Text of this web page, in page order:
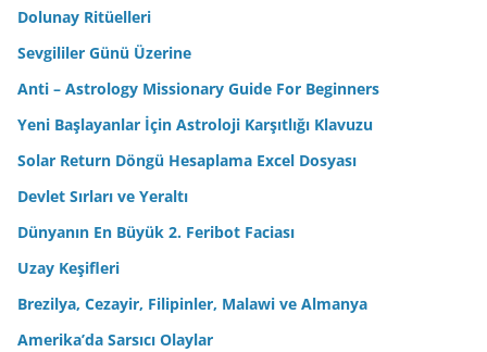
Dolunay Ritüelleri
Sevgililer Günü Üzerine
Anti – Astrology Missionary Guide For Beginners
Yeni Başlayanlar İçin Astroloji Karşıtlığı Klavuzu
Solar Return Döngü Hesaplama Excel Dosyası
Devlet Sırları ve Yeraltı
Dünyanın En Büyük 2. Feribot Faciası
Uzay Keşifleri
Brezilya, Cezayir, Filipinler, Malawi ve Almanya
Amerika’da Sarsıcı Olaylar